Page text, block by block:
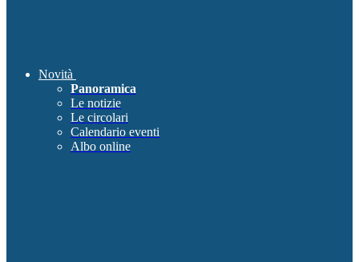
Novità
Panoramica
Le notizie
Le circolari
Calendario eventi
Albo online